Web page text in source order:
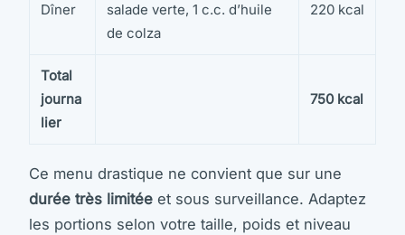
Dîner
salade verte, 1 c.c. d’huile
de colza
220 kcal
Total
journa
lier
750 kcal
Ce menu drastique ne convient que sur une
durée très limitée et sous surveillance. Adaptez
les portions selon votre taille, poids et niveau